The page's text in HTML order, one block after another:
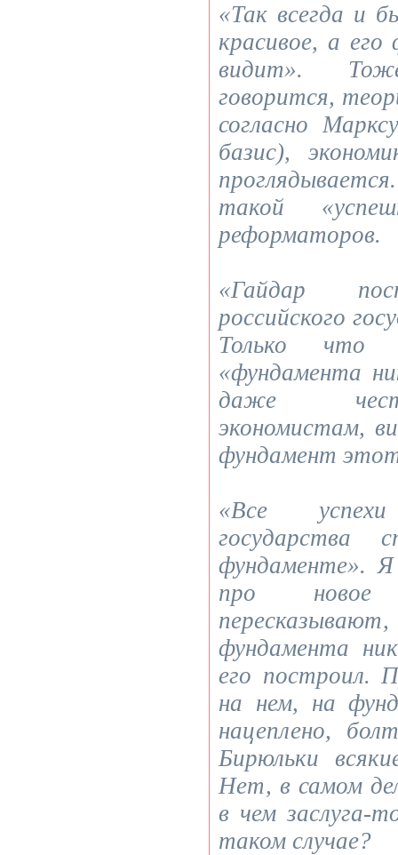
«Так всегда и
красивое, а
видит».
говорится,
согласно
базис),
такой
реформаторов.
«Гайдар
российского
Только что
«фундамента
даже
экономистам,
фундамент
«Все
государства
фундаменте». Я
про новое
фундамента
его построил.
на нем, на
нацеплено,
Бирюльки
Нет, в самом
в чем заслуга-
таком случае?